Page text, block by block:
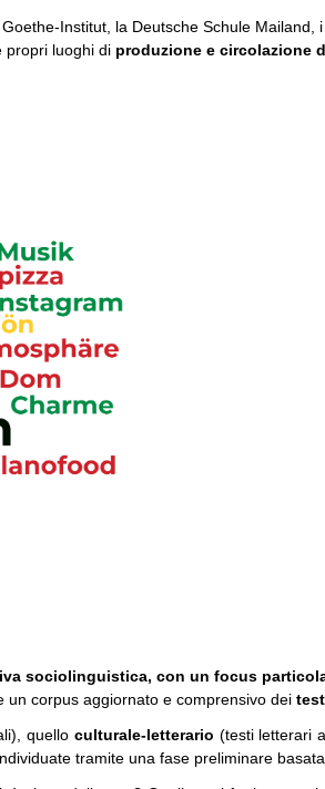
Institut, la Deutsche Schule Mailand,
propri luoghi di produzione e circolazione
sociolinguistica, con un focus
un corpus aggiornato e comprensivo dei
quello culturale-letterario (testi letterari
individuate tramite una fase preliminare